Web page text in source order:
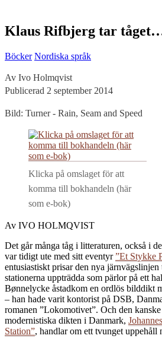
Klaus Rifbjerg tar
Böcker Nordiska språk
Av Ivo Holmqvist
Publicerad 2 september 2014
Bild: Turner - Rain, Seam and Speed
Klicka på omslaget för att
komma till bokhandeln (här
som e-bok)
Av IVO HOLMQVIST
Det går många tåg i litteraturen, också i
var tidigt ute med sitt eventyr”Et Stykke
entusiastiskt prisar den nya
stationerna uppträdda som pärlor på ett
Bønnelycke åstadkom en ordlös bilddikt
– han hade varit kontorist på DSB,
romanen ”Lokomotivet”. Och den kanske
modernistiska dikten i Danmark,
Station”, handlar om ett tvunget uppehåll